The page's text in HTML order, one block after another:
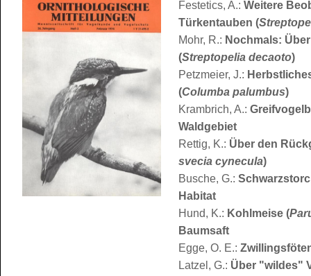
Festetics, A.: Weitere
Türkentauben (
Mohr, R.: Nochmals:
(Streptopelia decaoto)
Petzmeier, J.:
(Columba palumbus)
Krambrich, A.:
Waldgebiet
Rettig, K.: Über den
svecia cynecula)
Busche, G.:
Habitat
Hund, K.: Kohlmeise (
Baumsaft
Egge, O. E.:
Latzel, G.: Über "wildes"